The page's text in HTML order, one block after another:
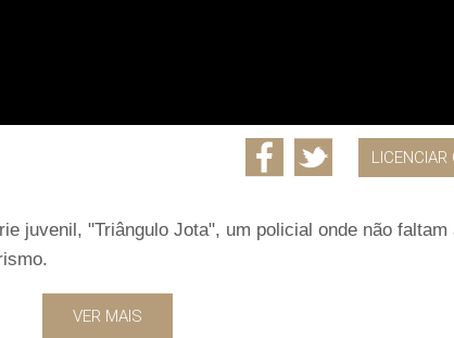
LICENCIAR
juvenil, "Triângulo Jota", um policial onde não faltam
VER MAIS